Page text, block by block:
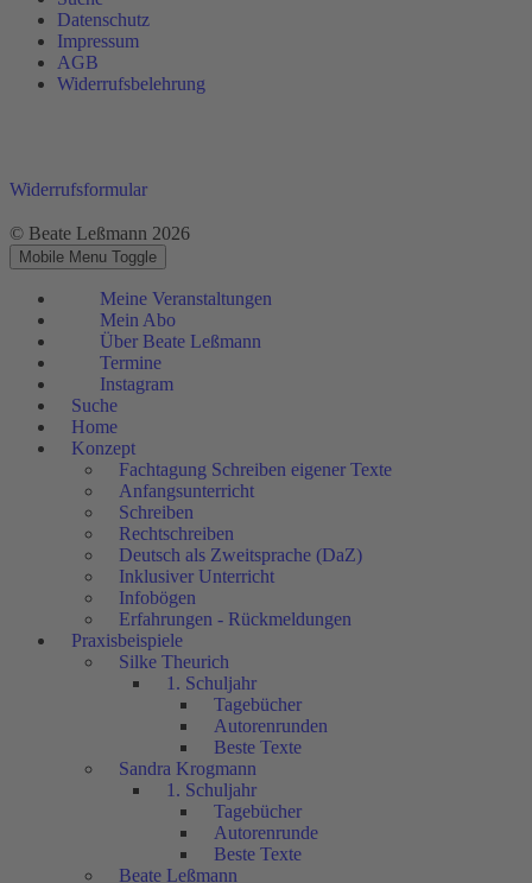
Datenschutz
Impressum
AGB
Widerrufsbelehrung
Widerrufsformular
© Beate Leßmann 2026
Mobile Menu Toggle
Meine Veranstaltungen
Mein Abo
Über Beate Leßmann
Termine
Instagram
Suche
Home
Konzept
Fachtagung Schreiben eigener Texte
Anfangsunterricht
Schreiben
Rechtschreiben
Deutsch als Zweitsprache (DaZ)
Inklusiver Unterricht
Infobögen
Erfahrungen - Rückmeldungen
Praxisbeispiele
Silke Theurich
1. Schuljahr
Tagebücher
Autorenrunden
Beste Texte
Sandra Krogmann
1. Schuljahr
Tagebücher
Autorenrunde
Beste Texte
Beate Leßmann